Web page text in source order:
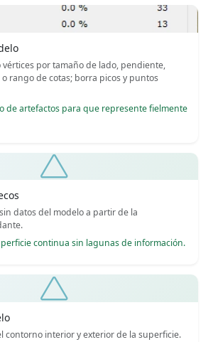
por tamaño de lado, pendiente,
rango de cotas; borra picos y puntos
de artefactos para que represente fielmente
datos del modelo a partir de la
continua sin lagunas de información.
contorno interior y exterior de la superficie.